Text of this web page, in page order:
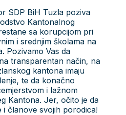
SDP BiH Tuzla poziva
Kantonalnog
sa korupcijom pri
i srednjim školama na
Pozivamo Vas da
transparentan način, na
kantona imaju
te da konačno
i lažnom
Kantona. Jer, očito je da
i članove svojih porodica!